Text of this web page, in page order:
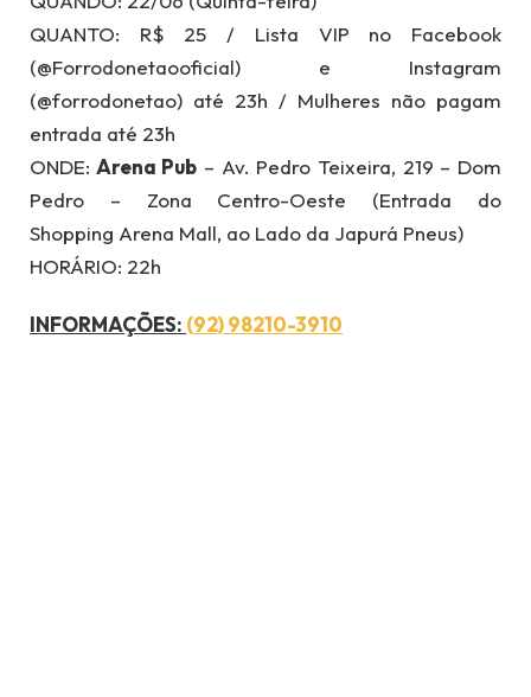
QUANTO: R$ 25 / Lista VIP no Facebook
(@Forrodonetaooficial) e Instagram
(@forrodonetao) até 23h / Mulheres não pagam
entrada até 23h
ONDE: Arena Pub – Av. Pedro Teixeira, 219 – Dom
Pedro – Zona Centro-Oeste (Entrada do
Shopping Arena Mall, ao Lado da Japurá Pneus)
HORÁRIO: 22h
INFORMAÇÕES: (92) 98210-3910